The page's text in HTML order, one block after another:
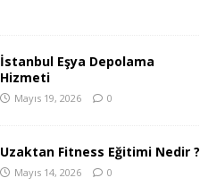
İstanbul Eşya Depolama
Hizmeti
Mayıs 19, 2026 0
Uzaktan Fitness Eğitimi Nedir ?
Mayıs 14, 2026 0